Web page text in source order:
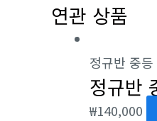
연관 상품
정규반 중등
정규반
₩140,000